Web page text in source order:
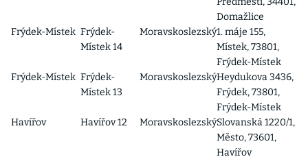
Domažlice
Frýdek-Místek Frýdek-
Místek 14
Moravskoslezský1. máje 155,
Místek, 73801,
Frýdek-Místek
Frýdek-Místek Frýdek-
Místek 13
MoravskoslezskýHeydukova 3436,
Frýdek, 73801,
Frýdek-Místek
Havířov
Havířov 12 MoravskoslezskýSlovanská 1220/1,
Město, 73601,
Havířov